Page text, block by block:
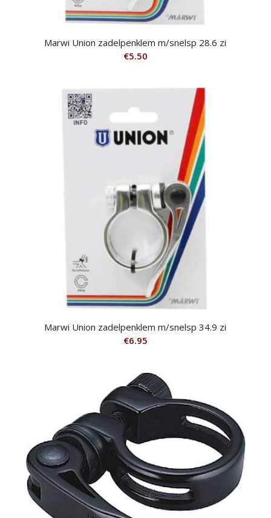
Marwi Union zadelpenklem m/snelsp 28.6 zi
€5.50
Marwi Union zadelpenklem m/snelsp 34.9 zi
€6.95